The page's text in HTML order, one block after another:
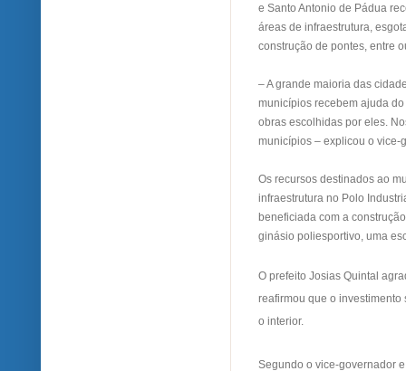
e Santo Antonio de Pádua
áreas de infraestrutura,
construção de pontes, entre
– A grande maioria das
municípios recebem ajuda
obras escolhidas por eles.
municípios – explicou o vice-
Os recursos destinados ao
infraestrutura no Polo
beneficiada com a
ginásio poliesportivo, uma
O prefeito Josias Quintal
reafirmou que o
o interior.
Segundo o vice-governador